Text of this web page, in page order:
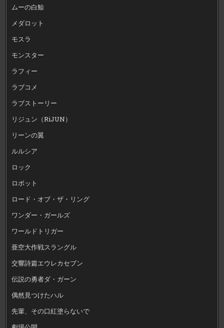
ムーの白鯨
メダロット
モスラ
モンスター
ラフィー
ラブコメ
ラブストーリー
リジュン（RiJUN）
リーンの翼
ルルシア
ロック
ロボット
ロード・オブ・ザ・リング
ワンダー・ガールズ
ワールドトリガー
亜空大作戦スラングル
交響詩篇エウレカセブン
伝説の勇者ダ・ガーン
偶然見つけたハル
先輩、その口紅塗らないで